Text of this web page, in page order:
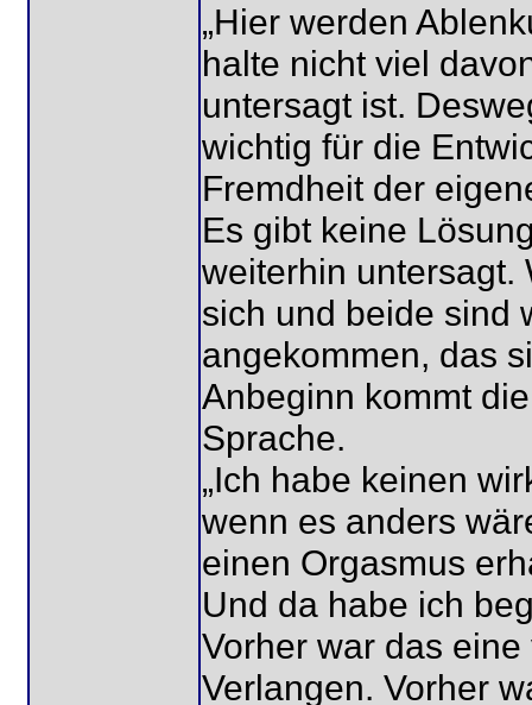
„Hier werden
halte nicht viel
untersagt ist.
wichtig für die
Fremdheit der
Es gibt keine
weiterhin untersagt.
sich und beide sind
angekommen, das
Anbeginn kommt
Sprache.
„Ich habe keinen
wenn es anders
einen Orgasmus
Und da habe ich
Vorher war das
Verlangen. Vorher